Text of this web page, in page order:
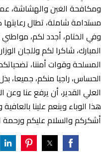
ومكافحة الغبن والهشاشة،
مستدامة شاملة، تطال
وفي الختام، أجدد لكم، مواطني
المبارك، شاكرا لكم وللجان
المسلحة وقوات أمننا،
الحساس، راجيا منكم، جميعا،
العلي القدير، أن يرفع عنا وعن
هذا الوباء وينعم علينا
أشكركم والسلام عليكم ورحمة